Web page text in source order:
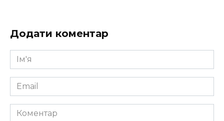
Додати коментар
Ім'я
*
Email
*
Коментар